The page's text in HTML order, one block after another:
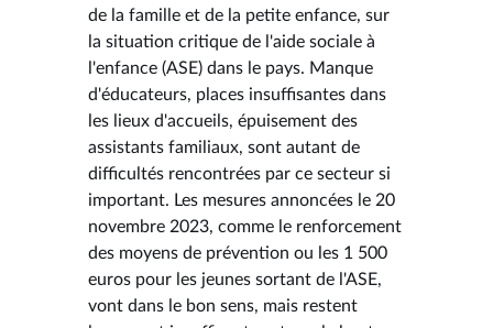
de la famille et de la petite enfance, sur
la situation critique de l'aide sociale à
l'enfance (ASE) dans le pays. Manque
d'éducateurs, places insuffisantes dans
les lieux d'accueils, épuisement des
assistants familiaux, sont autant de
difficultés rencontrées par ce secteur si
important. Les mesures annoncées le 20
novembre 2023, comme le renforcement
des moyens de prévention ou les 1 500
euros pour les jeunes sortant de l'ASE,
vont dans le bon sens, mais restent